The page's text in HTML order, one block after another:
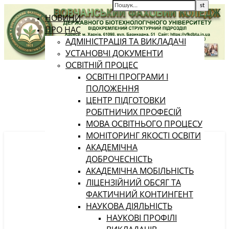
НОВИНИ
ПРО НАС
АДМІНІСТРАЦІЯ ТА ВИКЛАДАЧІ
УСТАНОВЧІ ДОКУМЕНТИ
ОСВІТНІЙ ПРОЦЕС
ОСВІТНІ ПРОГРАМИ І
ПОЛОЖЕННЯ
ЦЕНТР ПІДГОТОВКИ
РОБІТНИЧИХ ПРОФЕСІЙ
МОВА ОСВІТНЬОГО ПРОЦЕСУ
МОНІТОРИНГ ЯКОСТІ ОСВІТИ
АКАДЕМІЧНА
ДОБРОЧЕСНІСТЬ
АКАДЕМІЧНА МОБІЛЬНІСТЬ
ЛІЦЕНЗІЙНИЙ ОБСЯГ ТА
ФАКТИЧНИЙ КОНТИНГЕНТ
НАУКОВА ДІЯЛЬНІСТЬ
НАУКОВІ ПРОФІЛІ